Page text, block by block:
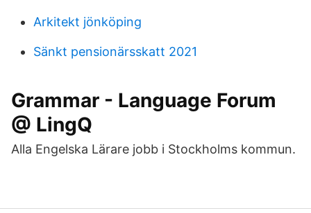
Arkitekt jönköping
Sänkt pensionärsskatt 2021
Grammar - Language Forum
@ LingQ
Alla Engelska Lärare jobb i Stockholms kommun.